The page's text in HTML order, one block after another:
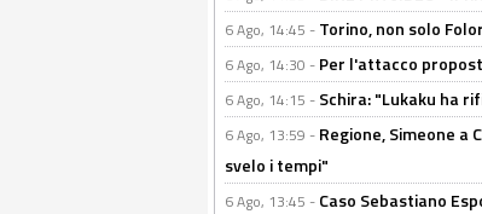
6 Ago, 14:45 - Torino, non solo
6 Ago, 14:30 - Per l'attacco
6 Ago, 14:15 - Schira: "Lukaku ha
6 Ago, 13:59 - Regione, Simeone a
svelo i tempi"
6 Ago, 13:45 - Caso Sebastiano